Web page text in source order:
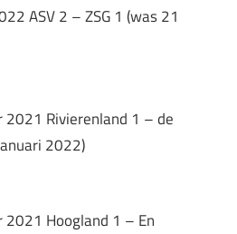
ASV 2 – ZSG 1 (was 21
2021 Rivierenland 1 – de
2022)
2021 Hoogland 1 – En